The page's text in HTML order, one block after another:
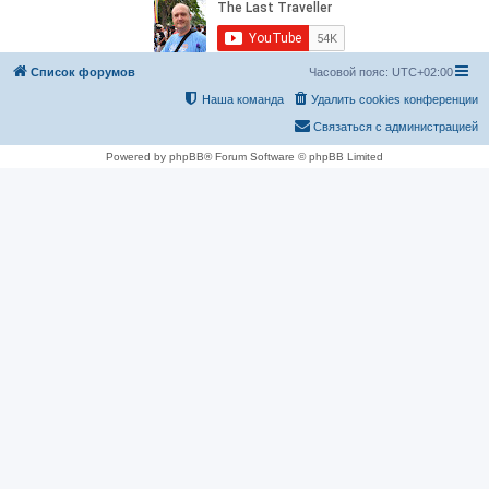
Список форумов Часовой пояс: UTC+02:00
Удалить cookies конференции
Наша команда
Связаться с администрацией
Powered by phpBB® Forum Software © phpBB Limited